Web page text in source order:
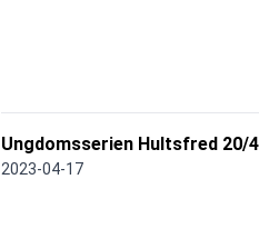
Ungdomsserien Hultsfred 20/4
2023-04-17